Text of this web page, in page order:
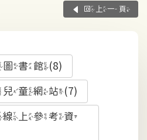
回上一頁
書館(8)
童網站(7)
上參考資